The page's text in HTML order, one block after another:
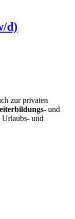
d)
zur privaten
und
und